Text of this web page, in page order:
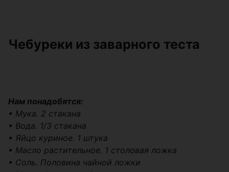
Чебуреки из заварного теста
Нам понадобятся:
• Мука. 2 стакана
• Вода. 1/3 стакана
• Яйцо куриное. 1 штука
• Масло растительное. 1 столовая ложка
• Соль. Половина чайной ложки